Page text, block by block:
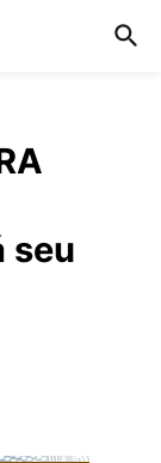
seu